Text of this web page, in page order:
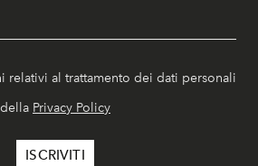
relativi al trattamento dei dati personali
della Privacy Policy